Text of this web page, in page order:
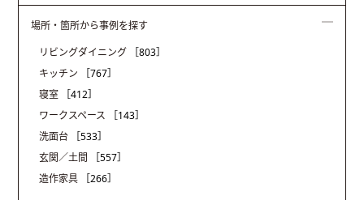
場所・箇所から事例を探す
リビングダイニング
［803］
キッチン
［767］
寝室
［412］
ワークスペース
［143］
洗面台
［533］
玄関／土間
［557］
造作家具
［266］